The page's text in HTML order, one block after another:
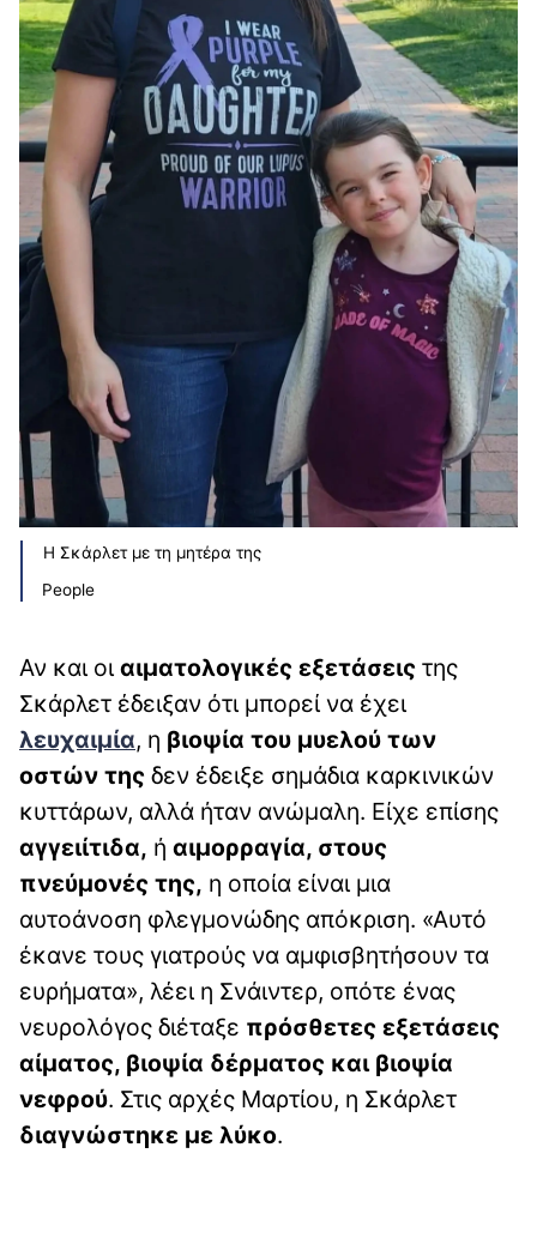
Η Σκάρλετ με τη μητέρα της
People
Αν και οι αιματολογικές εξετάσεις της
Σκάρλετ έδειξαν ότι μπορεί να έχει
λευχαιμία, η βιοψία του μυελού των
οστών της δεν έδειξε σημάδια καρκινικών
κυττάρων, αλλά ήταν ανώμαλη. Είχε επίσης
αγγειίτιδα, ή αιμορραγία, στους
πνεύμονές της, η οποία είναι μια
αυτοάνοση φλεγμονώδης απόκριση. «Αυτό
έκανε τους γιατρούς να αμφισβητήσουν τα
ευρήματα», λέει η Σνάιντερ, οπότε ένας
νευρολόγος διέταξε πρόσθετες εξετάσεις
αίματος, βιοψία δέρματος και βιοψία
νεφρού. Στις αρχές Μαρτίου, η Σκάρλετ
διαγνώστηκε με λύκο.